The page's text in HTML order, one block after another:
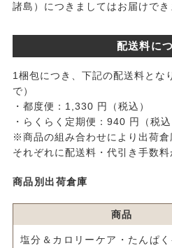
諸島）につきましてはお届けでき
配送料に
1梱包につき、下記の配送料とな
で）
・都度便：1,330 円（税込）
・らくらく定期便：940 円（税込
※商品の組み合わせにより出荷倉
それぞれに配送料・代引き手数料
商品別出荷倉庫
商品
塩分＆カロリーケア・たんぱ